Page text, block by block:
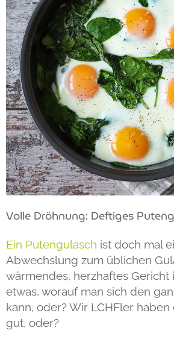
Volle Dröhnung: Deftiges
Ein Putengulasch ist doch mal
Abwechslung zum üblichen
wärmendes, herzhaftes Gericht
etwas, worauf man sich den
kann, oder? Wir LCHFler haben
gut, oder?